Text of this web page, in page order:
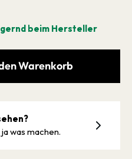
beim Hersteller
Warenkorb
was machen.